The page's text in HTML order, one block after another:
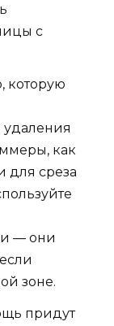
с
которую
как
для среза
— они
зоне.
придут